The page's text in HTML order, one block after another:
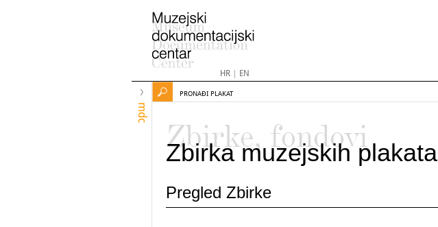
HR| EN
mdc
PRONAĐI PLAKAT
Zbirke, fondovi
Zbirka muzejskih plakata
Pregled Zbirke